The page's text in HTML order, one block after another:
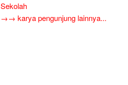
Sekolah
→→ karya pengunjung lainnya...